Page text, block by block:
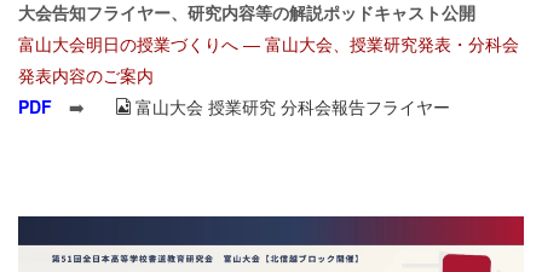
大会告知フライヤー、研究内容等の解説ポッドキャスト公開
富山大会明日の授業づくりへ ― 富山大会、授業研究発表・分科会
発表内容のご案内
PDF ➡️ 富山大会 授業研究 分科会報告フライヤー